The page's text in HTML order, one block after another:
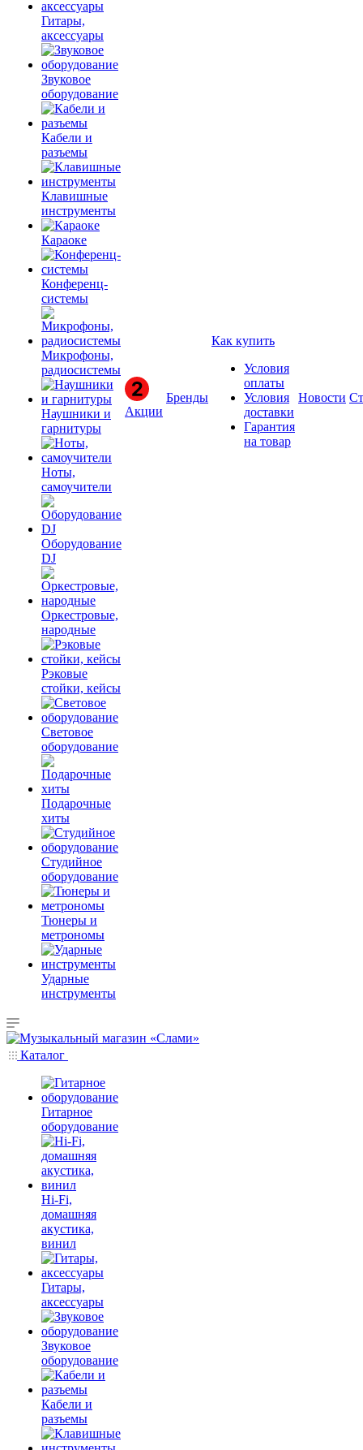
Гитары,
аксессуары
Звуковое
оборудование
Кабели и
разъемы
Клавишные
инструменты
Караоке
Конференц-
системы
Микрофоны,
радиосистемы
Наушники и
гарнитуры
Ноты,
самоучители
Оборудование
DJ
Оркестровые,
народные
Рэковые
стойки, кейсы
Световое
оборудование
Подарочные
хиты
Студийное
оборудование
Тюнеры и
метрономы
Ударные
инструменты
Акции
Бренды
Как купить
Условия
оплаты
Условия
доставки
Гарантия
на товар
Новости
Каталог
Гитарное
оборудование
Hi-Fi,
домашняя
акустика,
винил
Гитары,
аксессуары
Звуковое
оборудование
Кабели и
разъемы